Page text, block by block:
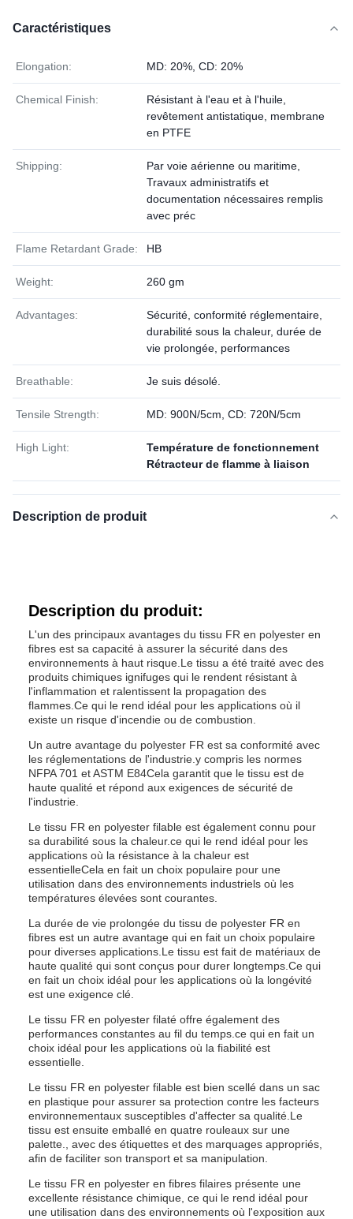
Caractéristiques
Elongation: MD: 20%, CD: 20%
Chemical Finish:
Résistant à l'eau et à l'huile,
revêtement antistatique, membrane
en PTFE
Shipping:
Par voie aérienne ou maritime,
Travaux administratifs et
documentation nécessaires remplis
avec préc
Flame Retardant Grade: HB
Weight: 260 gm
Advantages:
Sécurité, conformité réglementaire,
durabilité sous la chaleur, durée de
vie prolongée, performances
Breathable: Je suis désolé.
Tensile Strength: MD: 900N/5cm, CD: 720N/5cm
High Light:
Température de fonctionnement
Rétracteur de flamme à liaison
Description de produit
Description du produit:
L'un des principaux avantages du tissu FR en polyester en
fibres est sa capacité à assurer la sécurité dans des
environnements à haut risque.Le tissu a été traité avec des
produits chimiques ignifuges qui le rendent résistant à
l'inflammation et ralentissent la propagation des
flammes.Ce qui le rend idéal pour les applications où il
existe un risque d'incendie ou de combustion.
Un autre avantage du polyester FR est sa conformité avec
les réglementations de l'industrie.y compris les normes
NFPA 701 et ASTM E84Cela garantit que le tissu est de
haute qualité et répond aux exigences de sécurité de
l'industrie.
Le tissu FR en polyester filable est également connu pour
sa durabilité sous la chaleur.ce qui le rend idéal pour les
applications où la résistance à la chaleur est
essentielleCela en fait un choix populaire pour une
utilisation dans des environnements industriels où les
températures élevées sont courantes.
La durée de vie prolongée du tissu de polyester FR en
fibres est un autre avantage qui en fait un choix populaire
pour diverses applications.Le tissu est fait de matériaux de
haute qualité qui sont conçus pour durer longtemps.Ce qui
en fait un choix idéal pour les applications où la longévité
est une exigence clé.
Le tissu FR en polyester filaté offre également des
performances constantes au fil du temps.ce qui en fait un
choix idéal pour les applications où la fiabilité est
essentielle.
Le tissu FR en polyester filable est bien scellé dans un sac
en plastique pour assurer sa protection contre les facteurs
environnementaux susceptibles d'affecter sa qualité.Le
tissu est ensuite emballé en quatre rouleaux sur une
palette., avec des étiquettes et des marquages appropriés,
afin de faciliter son transport et sa manipulation.
Le tissu FR en polyester en fibres filaires présente une
excellente résistance chimique, ce qui le rend idéal pour
une utilisation dans des environnements où l'exposition aux